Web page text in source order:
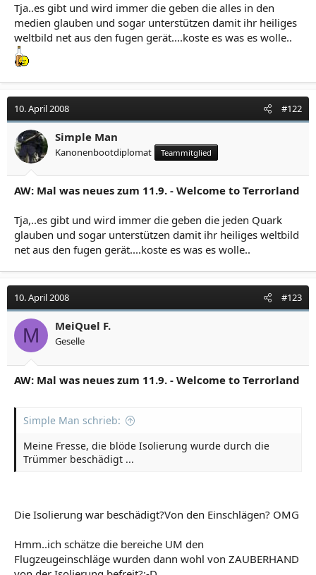
Tja..es gibt und wird immer die geben die alles in den
medien glauben und sogar unterstützen damit ihr heiliges
weltbild net aus den fugen gerät....koste es was es wolle..
10. April 2008 #122
Simple Man
Kanonenbootdiplomat Teammitglied
AW: Mal was neues zum 11.9. - Welcome to Terrorland
Tja,..es gibt und wird immer die geben die jeden Quark
glauben und sogar unterstützen damit ihr heiliges weltbild
net aus den fugen gerät....koste es was es wolle..
10. April 2008 #123
M MeiQuel F.
Geselle
AW: Mal was neues zum 11.9. - Welcome to Terrorland
Simple Man schrieb:
Meine Fresse, die blöde Isolierung wurde durch die
Trümmer beschädigt ...
Die Isolierung war beschädigt?Von den Einschlägen? OMG
Hmm..ich schätze die bereiche UM den
Flugzeugeinschläge wurden dann wohl von ZAUBERHAND